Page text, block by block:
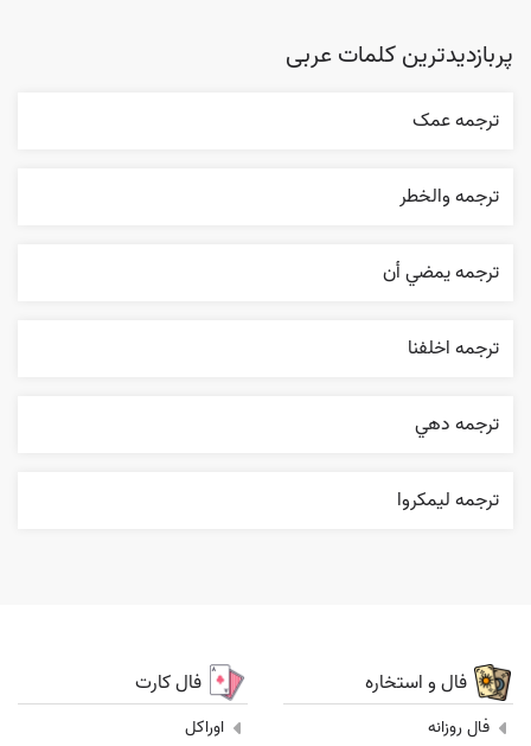
پربازدیدترین کلمات عربی
ترجمه عمک
ترجمه والخطر
ترجمه يمضي أن
ترجمه اخلفنا
ترجمه دهي
ترجمه ليمکروا
فال و استخاره
فال روزانه
فال کارت
اوراکل